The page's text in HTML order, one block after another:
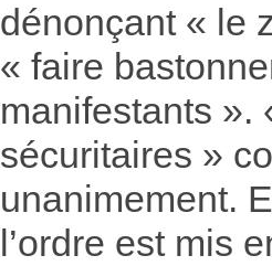
dénonçant « le
« faire
manifestants ».
sécuritaires »
unanimement.
l’ordre est mis